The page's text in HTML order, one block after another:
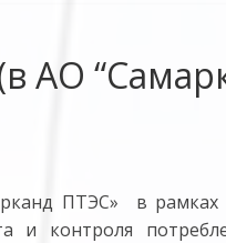
АО
ПТЭС» в рамках
и контроля